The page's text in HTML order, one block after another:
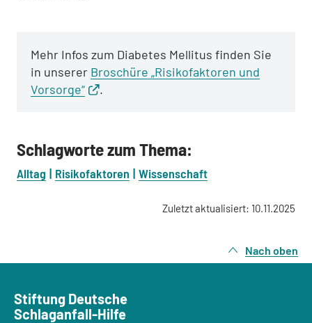
Mehr Infos zum Diabetes Mellitus finden Sie
in unserer Broschüre „Risikofaktoren und
Vorsorge“
.
Schlagworte zum Thema:
Alltag Risikofaktoren Wissenschaft
Zuletzt aktualisiert: 10.11.2025
Nach oben
Stiftung Deutsche
Schlaganfall-Hilfe